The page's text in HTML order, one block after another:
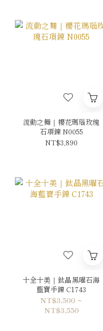
流動之舞｜櫻花瑪瑙玫瑰
石項鍊 N0055
NT$3,890
十全十美｜鈦晶黑曜石海
藍寶手鍊 C1743
NT$3,500 ~
NT$3,550